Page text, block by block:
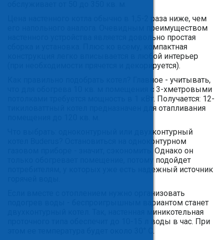
Цена настенного котла обычно в 1,5-2 раза ниже, чем
его напольного аналога. Очевидным преимуществом
настенного устройства является довольно простая
сборка и установка. Плюс ко всему, компактная
конструкция легко вписывается в любой интерьер
(при необходимости прячется и декорируется).
Как правильно подобрать котел? Главное - учитывать,
что для обогрева 10 кв. м помещения с 3-хметровыми
потолками требуется мощность в 1 кВт. Получается: 12-
тикиловаттный котел предназначен для отапливания
Что выбрать: одноконтурный или двухконтурный
котел Buderus? Остановиться на одноконтурном
газовом приборе - значит, сэкономить. Однако он
только обогревает помещение, потому подойдет
потребителям, у которых уже есть надежный источник
Если вместе с отоплением нужно организовать
подогрев воды - беспроигрышным вариантом станет
двухконтурный котел. Так, настенная миникотельная
проточного типа обеспечит до 10-15 л воды в час. При
этом ее температура будет около 30° C.